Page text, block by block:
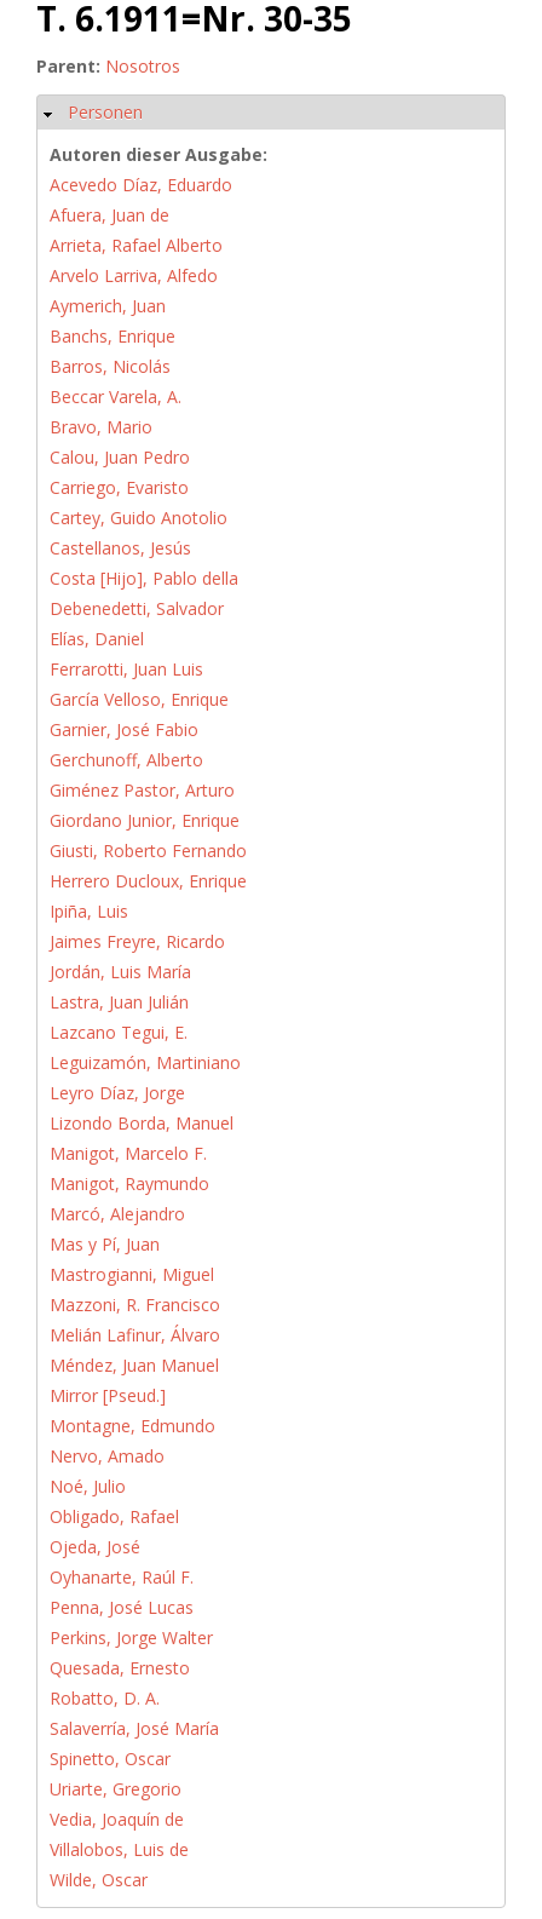
T. 6.1911=Nr. 30-35
Parent: Nosotros
Hide
Personen
Autoren dieser Ausgabe:
Acevedo Díaz, Eduardo
Afuera, Juan de
Arrieta, Rafael Alberto
Arvelo Larriva, Alfedo
Aymerich, Juan
Banchs, Enrique
Barros, Nicolás
Beccar Varela, A.
Bravo, Mario
Calou, Juan Pedro
Carriego, Evaristo
Cartey, Guido Anotolio
Castellanos, Jesús
Costa [Hijo], Pablo della
Debenedetti, Salvador
Elías, Daniel
Ferrarotti, Juan Luis
García Velloso, Enrique
Garnier, José Fabio
Gerchunoff, Alberto
Giménez Pastor, Arturo
Giordano Junior, Enrique
Giusti, Roberto Fernando
Herrero Ducloux, Enrique
Ipiña, Luis
Jaimes Freyre, Ricardo
Jordán, Luis María
Lastra, Juan Julián
Lazcano Tegui, E.
Leguizamón, Martiniano
Leyro Díaz, Jorge
Lizondo Borda, Manuel
Manigot, Marcelo F.
Manigot, Raymundo
Marcó, Alejandro
Mas y Pí, Juan
Mastrogianni, Miguel
Mazzoni, R. Francisco
Melián Lafinur, Álvaro
Méndez, Juan Manuel
Mirror [Pseud.]
Montagne, Edmundo
Nervo, Amado
Noé, Julio
Obligado, Rafael
Ojeda, José
Oyhanarte, Raúl F.
Penna, José Lucas
Perkins, Jorge Walter
Quesada, Ernesto
Robatto, D. A.
Salaverría, José María
Spinetto, Oscar
Uriarte, Gregorio
Vedia, Joaquín de
Villalobos, Luis de
Wilde, Oscar